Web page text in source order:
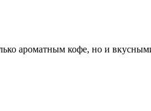
ароматным кофе, но и